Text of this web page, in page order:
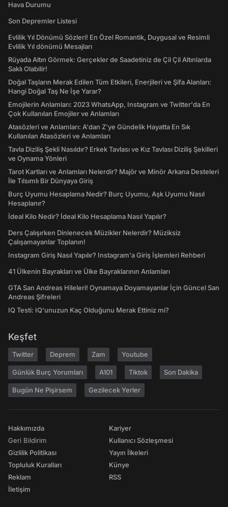
Hava Durumu
Son Depremler Listesi
Evlilik Yıl Dönümü Sözleri! En Özel Romantik, Duygusal ve Resimli
Evlilik Yıl dönümü Mesajları
Rüyada Altın Görmek: Gerçekler de Saadetiniz de Çil Çil Altınlarda
Saklı Olabilir!
Doğal Taşların Merak Edilen Tüm Etkileri, Enerjileri ve Şifa Alanları:
Hangi Doğal Taş Ne İşe Yarar?
Emojilerin Anlamları: 2023 WhatsApp, Instagram ve Twitter'da En
Çok Kullanılan Emojiler ve Anlamları
Atasözleri ve Anlamları: A'dan Z'ye Gündelik Hayatta En Sık
Kullanılan Atasözleri ve Anlamları
Tavla Diziliş Şekli Nasıldır? Erkek Tavlası ve Kız Tavlası Diziliş Şekilleri
ve Oynama Yönleri
Tarot Kartları ve Anlamları Nelerdir? Majör ve Minör Arkana Desteleri
İle Tılsımlı Bir Dünyaya Giriş
Burç Uyumu Hesaplama Nedir? Burç Uyumu, Aşk Uyumu Nasıl
Hesaplanır?
İdeal Kilo Nedir? İdeal Kilo Hesaplama Nasıl Yapılır?
Ders Çalışırken Dinlenecek Müzikler Nelerdir? Müziksiz
Çalışamayanlar Toplanın!
Instagram Giriş Nasıl Yapılır? Instagram'a Giriş İşlemleri Rehberi
41 Ülkenin Bayrakları ve Ülke Bayraklarının Anlamları
GTA San Andreas Hileleri! Oynamaya Doyamayanlar İçin Güncel San
Andreas Şifreleri
IQ Testi: IQ'unuzun Kaç Olduğunu Merak Ettiniz mi?
Keşfet
Twitter Deprem Zam Youtube
Günlük Burç Yorumları A101 Tiktok Son Dakika
Bugün Ne Pişirsem Gezilecek Yerler
Hakkımızda
Geri Bildirim
Gizlilik Politikası
Topluluk Kuralları
Reklam
İletişim
Kariyer
Kullanıcı Sözleşmesi
Yayın İlkeleri
Künye
RSS